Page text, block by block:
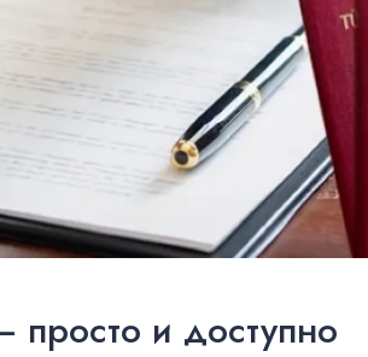
просто и доступно